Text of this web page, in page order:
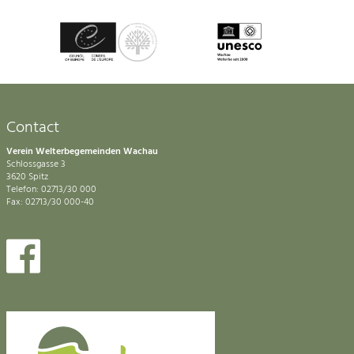
Contact
Verein Welterbegemeinden Wachau
Schlossgasse 3
3620 Spitz
Telefon: 02713/30 000
Fax: 02713/30 000-40